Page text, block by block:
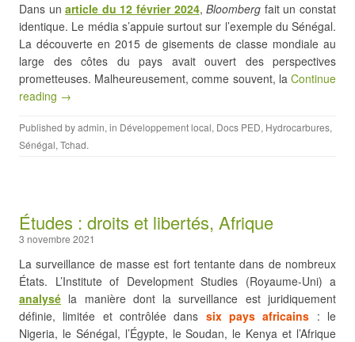
Dans unarticle du 12 février 2024,Bloomberg fait un constat
identique. Le média s’appuie surtout sur l’exemple du Sénégal.
La découverte en 2015 de gisements de classe mondiale au
large des côtes du pays avait ouvert des perspectives
prometteuses. Malheureusement, comme souvent, la Continue
reading →
Published byadmin, in Développement local, Docs PED, Hydrocarbures,
Sénégal, Tchad.
Études : droits et libertés, Afrique
3 novembre 2021
La surveillance de masse est fort tentante dans de nombreux
États. L’Institute of Development Studies (Royaume-Uni) a
analysé la manière dont la surveillance est juridiquement
définie, limitée et contrôlée dans six pays africains : le
Nigeria, le Sénégal, l’Égypte, le Soudan, le Kenya et l’Afrique